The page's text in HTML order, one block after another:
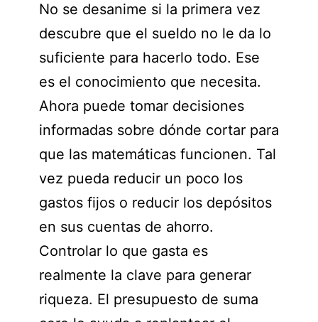
No se desanime si la primera vez
descubre que el sueldo no le da lo
suficiente para hacerlo todo. Ese
es el conocimiento que necesita.
Ahora puede tomar decisiones
informadas sobre dónde cortar para
que las matemáticas funcionen. Tal
vez pueda reducir un poco los
gastos fijos o reducir los depósitos
en sus cuentas de ahorro.
Controlar lo que gasta es
realmente la clave para generar
riqueza. El presupuesto de suma